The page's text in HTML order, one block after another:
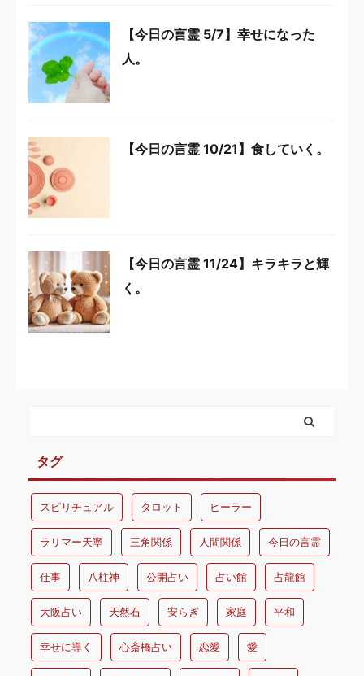
【今日の言霊 5/7】幸せになった
人。
【今日の言霊 10/21】食していく。
【今日の言霊 11/24】キラキラと輝
く。
タグ
スピリチュアル タロット ヒーラー
ラリマー天寧 三角関係 人間関係 今日の言霊
仕事 八柱神 公開占い 占い館 占龍館
大阪占い 天然石 安らぎ 家庭 平和
幸せに導く 心斎橋占い 恋愛 愛